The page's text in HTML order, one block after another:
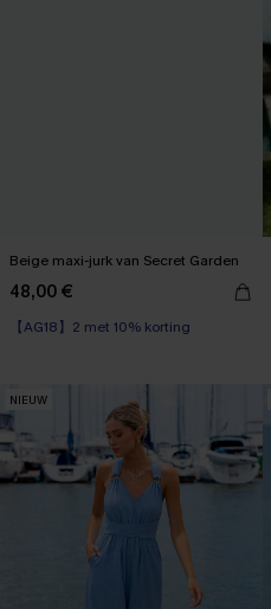
Beige maxi-jurk van Secret Garden
48,00 €
【AG18】2 met 10% korting
NIEUW